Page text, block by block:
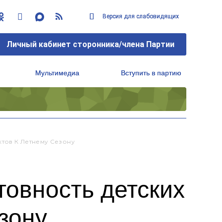
Версия для слабовидящих
Личный кабинет сторонника/члена Партии
Мультимедиа Вступить в партию
К Летнему Сезону
детских
Версия для слабовидящих
Личный кабинет сторонника/члена Партии
Мультимедиа Вступить в партию